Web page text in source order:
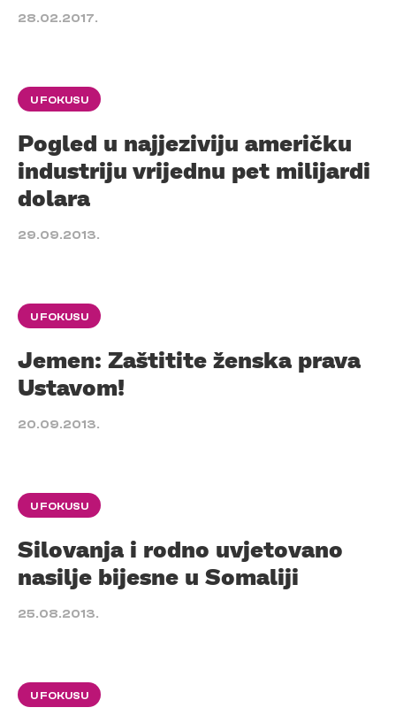
28.02.2017.
U FOKUSU
Pogled u najjeziviju američku
industriju vrijednu pet milijardi
dolara
29.09.2013.
U FOKUSU
Jemen: Zaštitite ženska prava
Ustavom!
20.09.2013.
U FOKUSU
Silovanja i rodno uvjetovano
nasilje bijesne u Somaliji
25.08.2013.
U FOKUSU